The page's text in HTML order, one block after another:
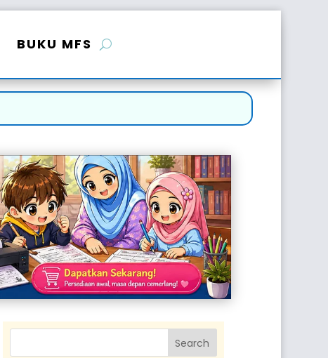
BUKU MFS